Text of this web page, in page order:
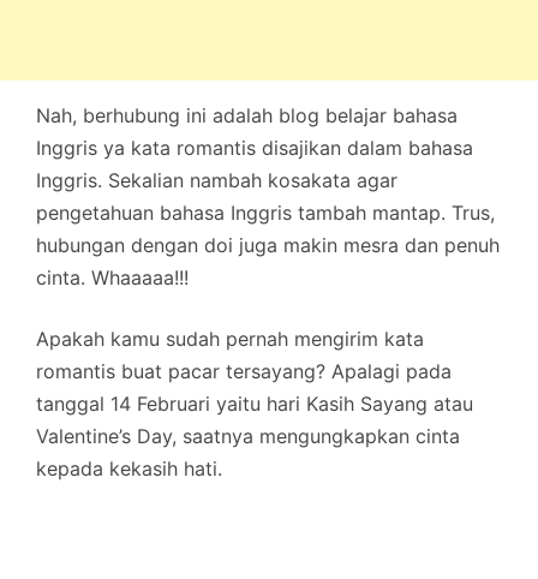
Nah, berhubung ini adalah blog belajar bahasa
Inggris ya kata romantis disajikan dalam bahasa
Inggris. Sekalian nambah kosakata agar
pengetahuan bahasa Inggris tambah mantap. Trus,
hubungan dengan doi juga makin mesra dan penuh
cinta. Whaaaaa!!!
Apakah kamu sudah pernah mengirim kata
romantis buat pacar tersayang? Apalagi pada
tanggal 14 Februari yaitu hari Kasih Sayang atau
Valentine’s Day, saatnya mengungkapkan cinta
kepada kekasih hati.